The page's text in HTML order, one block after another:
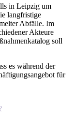
in Leipzig um
langfristige
Abfälle. Im
Akteure
soll
es während der
für